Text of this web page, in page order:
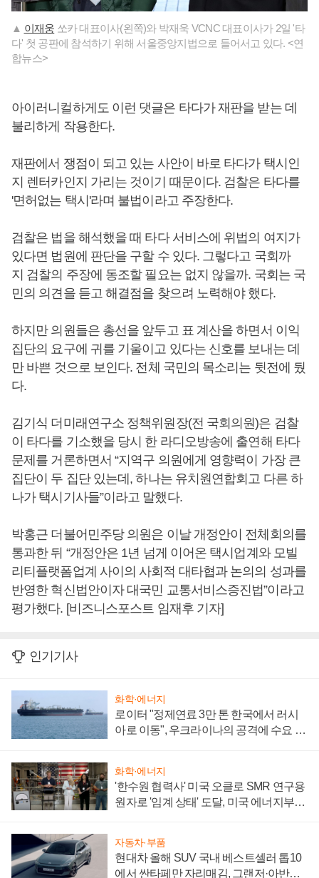
▲ 이재웅 쏘카 대표이사(왼쪽)와 박재욱 VCNC 대표이사가 2일 '타
다' 첫 공판에 참석하기 위해 서울중앙지법으로 들어서고 있다. <연
합뉴스>
아이러니컬하게도 이런 댓글은 타다가 재판을 받는 데
불리하게 작용한다.
재판에서 쟁점이 되고 있는 사안이 바로 타다가 택시인
지 렌터카인지 가리는 것이기 때문이다. 검찰은 타다를
'면허없는 택시'라며 불법이라고 주장한다.
검찰은 법을 해석했을 때 타다 서비스에 위법의 여지가
있다면 법원에 판단을 구할 수 있다. 그렇다고 국회까
지 검찰의 주장에 동조할 필요는 없지 않을까. 국회는 국
민의 의견을 듣고 해결점을 찾으려 노력해야 했다.
하지만 의원들은 총선을 앞두고 표 계산을 하면서 이익
집단의 요구에 귀를 기울이고 있다는 신호를 보내는 데
만 바쁜 것으로 보인다. 전체 국민의 목소리는 뒷전에 뒀
다.
김기식 더미래연구소 정책위원장(전 국회의원)은 검찰
이 타다를 기소했을 당시 한 라디오방송에 출연해 타다
문제를 거론하면서 “지역구 의원에게 영향력이 가장 큰
집단이 두 집단 있는데, 하나는 유치원연합회고 다른 하
나가 택시기사들”이라고 말했다.
박홍근 더불어민주당 의원은 이날 개정안이 전체회의를
통과한 뒤 “개정안은 1년 넘게 이어온 택시업계와 모빌
리티플랫폼업계 사이의 사회적 대타협과 논의의 성과를
반영한 혁신법안이자 대국민 교통서비스증진법”이라고
평가했다. [비즈니스포스트 임재후 기자]
인기기사
화학·에너지
로이터 "정제연료 3만 톤 한국에서 러시
아로 이동", 우크라이나의 공격에 수요 늘
화학·에너지
'한수원 협력사' 미국 오클로 SMR 연구용
원자로 '임계 상태' 도달, 미국 에너지부
자동차·부품
현대차 올해 SUV 국내 베스트셀러 톱10
에서 싼타페만 자리매김, 그랜저·아반떼